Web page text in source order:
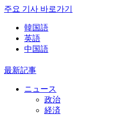
주요 기사 바로가기
韓国語
英語
中国語
最新記事
ニュース
政治
経済